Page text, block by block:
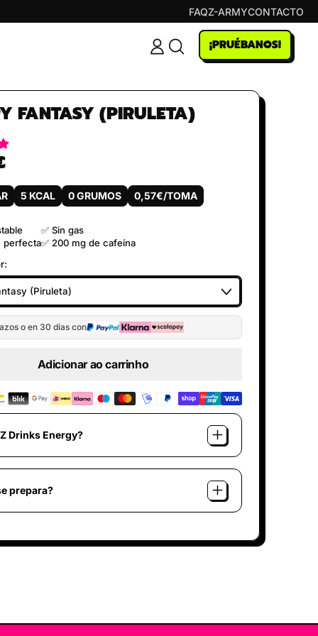
FAQZ-ARMYCONTACTO
INICIAR
SESSÃO
PESQUISAR
NO
¡PRUÉBANOS!
FANTASY (PIRULETA)
5 KCAL 0 GRUMOS 0,57€/TOMA
perfecta
✅ Sin gas
✅ 200 mg de cafeína
o en 30 días con
Adicionar ao carrinho
Drinks Energy?
prepara?